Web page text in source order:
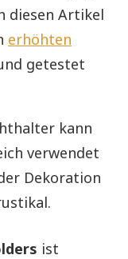
diesen Artikel
erhöhten
getestet
kann
verwendet
Dekoration
ist